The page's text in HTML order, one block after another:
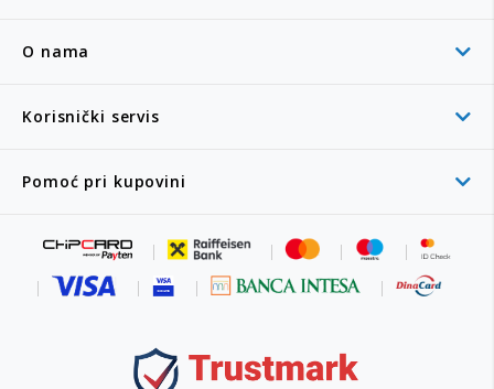
O nama
Korisnički servis
Pomoć pri kupovini